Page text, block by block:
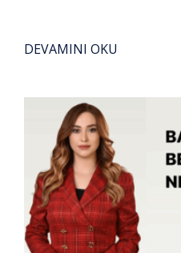
DEVAMINI OKU